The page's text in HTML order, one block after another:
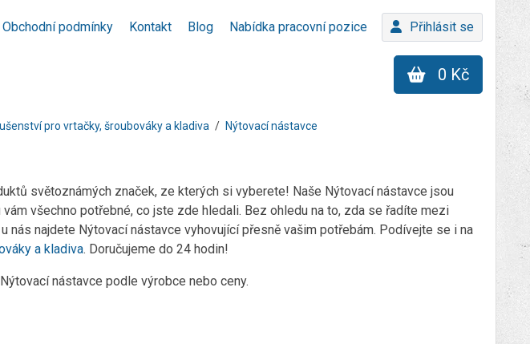
Obchodní podmínky Kontakt Blog Nabídka pracovní pozice Přihlásit se
0 Kč
pro vrtačky, šroubováky a kladiva Nýtovací nástavce
světoznámých značek, ze kterých si vyberete! Naše Nýtovací nástavce jsou
všechno potřebné, co jste zde hledali. Bez ohledu na to, zda se řadíte mezi
nás najdete Nýtovací nástavce vyhovující přesně vašim potřebám. Podívejte se i na
a kladiva. Doručujeme do 24 hodin!
nástavce podle výrobce nebo ceny.